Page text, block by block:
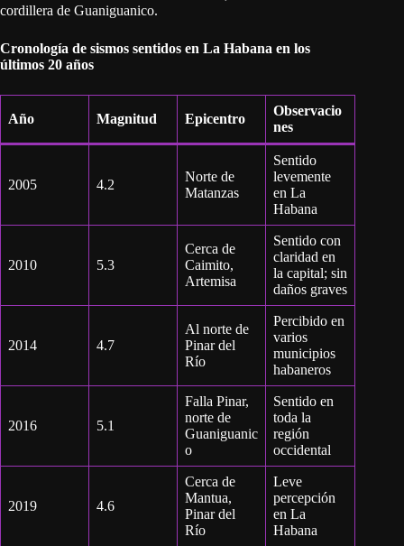
cordillera de Guaniguanico.
Cronología de sismos sentidos en La Habana en los
últimos 20 años
Año Magnitud Epicentro
Observacio
nes
2005 4.2
Norte de
Matanzas
Sentido
levemente
en La
Habana
2010 5.3
Cerca de
Caimito,
Artemisa
Sentido con
claridad en
la capital; sin
daños graves
2014 4.7
Al norte de
Pinar del
Río
Percibido en
varios
municipios
habaneros
2016 5.1
Falla Pinar,
norte de
Guaniguanic
o
Sentido en
toda la
región
occidental
2019 4.6
Cerca de
Mantua,
Pinar del
Río
Leve
percepción
en La
Habana